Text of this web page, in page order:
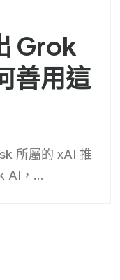
Grok
善用這
所屬的 xAI 推
AI，...